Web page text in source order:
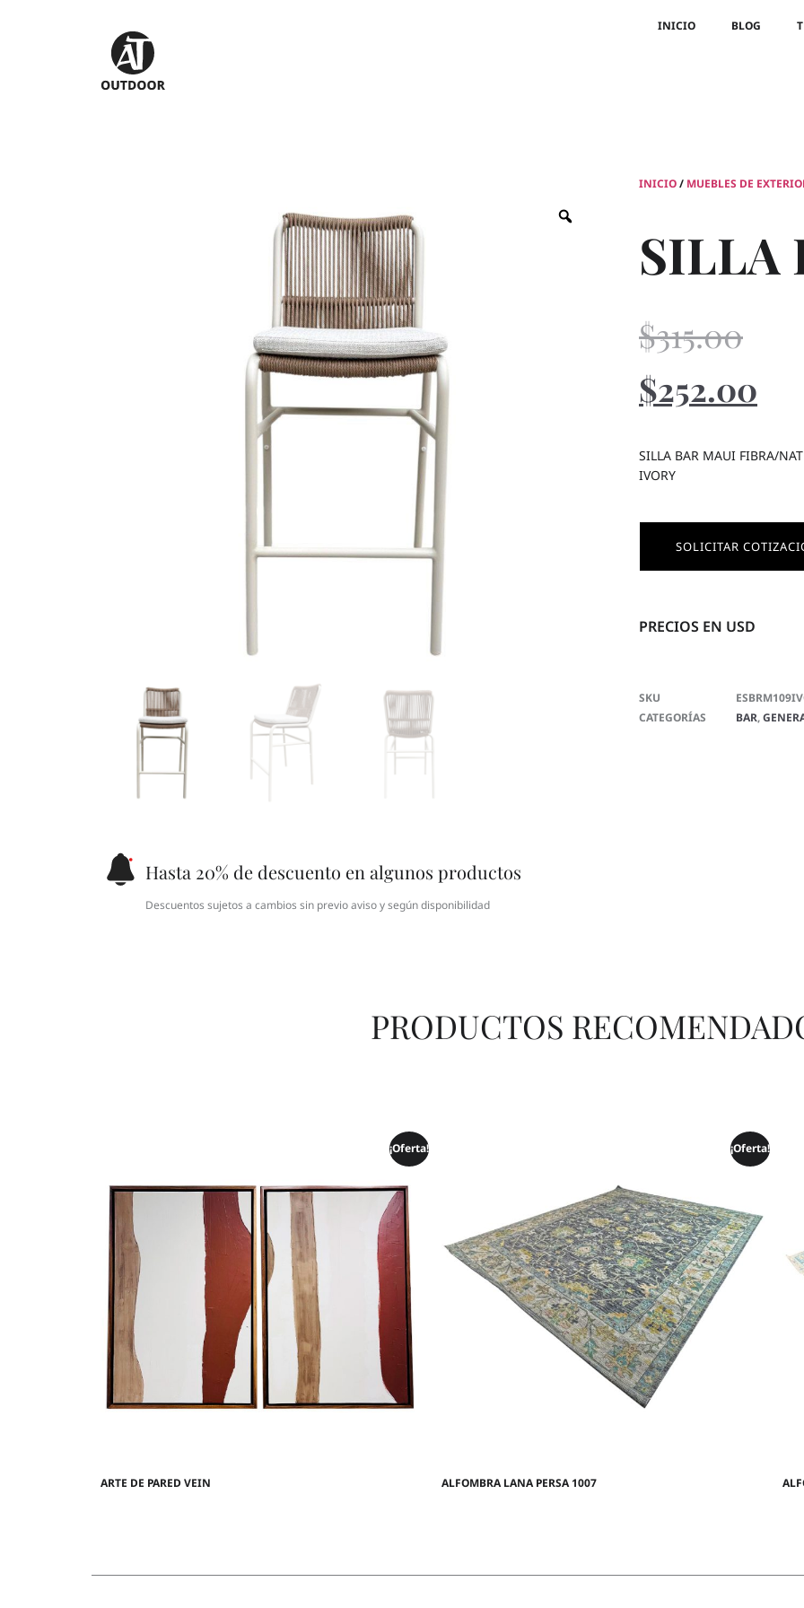
INICIO BLOG
Hasta 20% de descuento en algunos productos
Descuentos sujetos a cambios sin previo aviso y según disponibilidad
INICIO/ MUEBLES DE
SILLA
$315.00
$252.00
SILLA BAR MAUI FIBRA/
IVORY
SOLICITAR
PRECIOS EN USD
SKU
CATEGORÍAS
BAR,
PRODUCTOS
¡Oferta!
ARTE DE PARED VEIN
¡Oferta!
ALFOMBRA LANA PERSA 1007